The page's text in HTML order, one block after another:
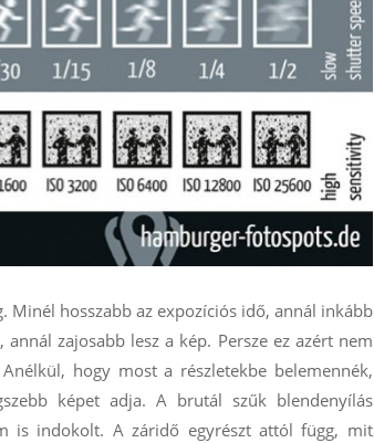
Minél hosszabb az expozíciós idő, annál inkább
zajosabb lesz a kép. Persze ez azért nem
hogy most a részletekbe belemennék,
képet adja. A brutál szűk blendenyílás
is indokolt. A záridő egyrészt attól függ, mit